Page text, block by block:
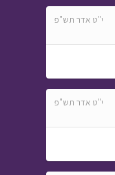
י"ט אדר תש"פ
י"ט אדר תש"פ